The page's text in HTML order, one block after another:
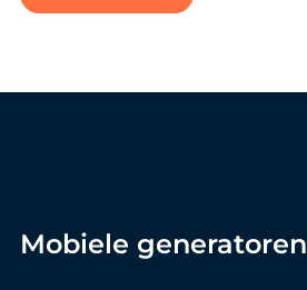
Mobiele generatoren